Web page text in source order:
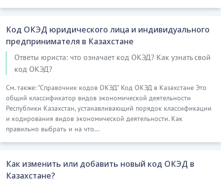
Код ОКЭД юридического лица и индивидуального
предпринимателя в Казахстане
Ответы юриста: что означает код ОКЭД? Как узнать свой
код ОКЭД?
См. также: "Справочник кодов ОКЭД" Код ОКЭД в Казахстане Это
общий классификатор видов экономической деятельности
Республики Казахстан, устанавливающий порядок классификации
и кодирования видов экономической деятельности. Как
правильно выбрать и на что...
Как изменить или добавить новый код ОКЭД в
Казахстане?